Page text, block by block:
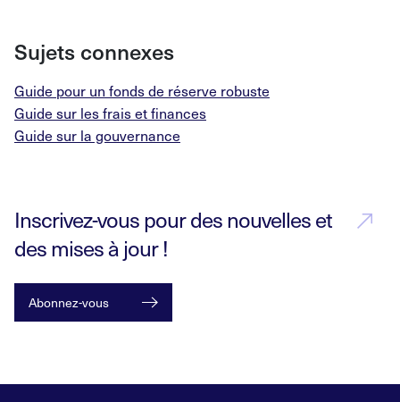
Sujets connexes
Guide pour un fonds de réserve robuste
Guide sur les frais et finances
Guide sur la gouvernance
Inscrivez-vous pour des nouvelles et
des mises à jour !
Abonnez-vous